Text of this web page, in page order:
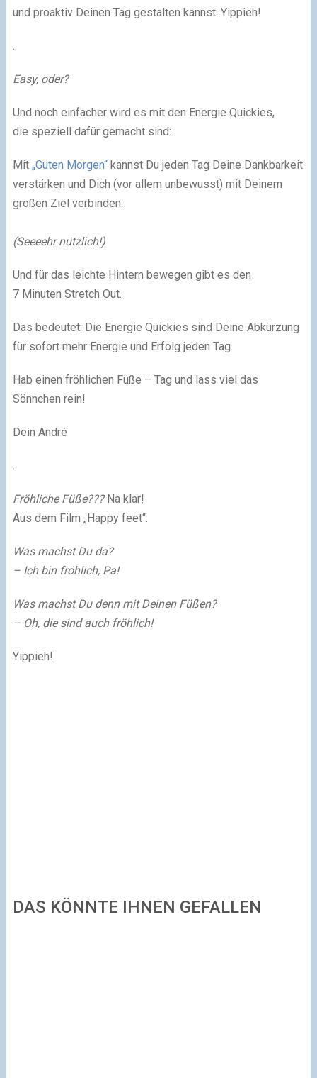
und proaktiv Deinen Tag gestalten kannst. Yippieh!
.
Easy, oder?
Und noch einfacher wird es mit den Energie Quickies,
die speziell dafür gemacht sind:
Mit „Guten Morgen“kannst Du jeden Tag Deine Dankbarkeit
verstärken und Dich (vor allem unbewusst) mit Deinem
großen Ziel verbinden.
(Seeeehr nützlich!)
Und für das leichte Hintern bewegen gibt es den
7 Minuten Stretch Out.
Das bedeutet: Die Energie Quickies sind Deine Abkürzung
für sofort mehr Energie und Erfolg jeden Tag.
Hab einen fröhlichen Füße – Tag und lass viel das
Sönnchen rein!
Dein André
.
Fröhliche Füße???Na klar!
Aus dem Film „Happy feet“:
Was machst Du da?
– Ich bin fröhlich, Pa!
Was machst Du denn mit Deinen Füßen?
– Oh, die sind auch fröhlich!
Yippieh!
DAS KÖNNTE IHNEN GEFALLEN